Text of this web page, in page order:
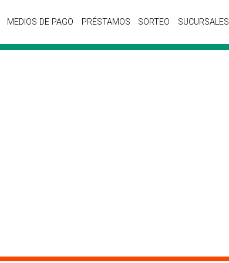
MEDIOS DE PAGO PRÉSTAMOS SORTEO SUCURSALES